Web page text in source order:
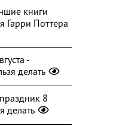
книги
Гарри Поттера
-
делать
8
делать